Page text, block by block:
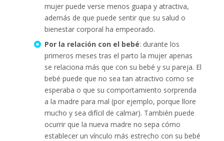
mujer puede verse menos guapa y atractiva,
además de que puede sentir que su salud o
bienestar corporal ha empeorado.
Por la relación con el bebé: durante los
primeros meses tras el parto la mujer apenas
se relaciona más que con su bebé y su pareja. El
bebé puede que no sea tan atractivo como se
esperaba o que su comportamiento sorprenda
a la madre para mal (por ejemplo, porque llore
mucho y sea difícil de calmar). También puede
ocurrir que la nueva madre no sepa cómo
establecer un vínculo más estrecho con su bebé